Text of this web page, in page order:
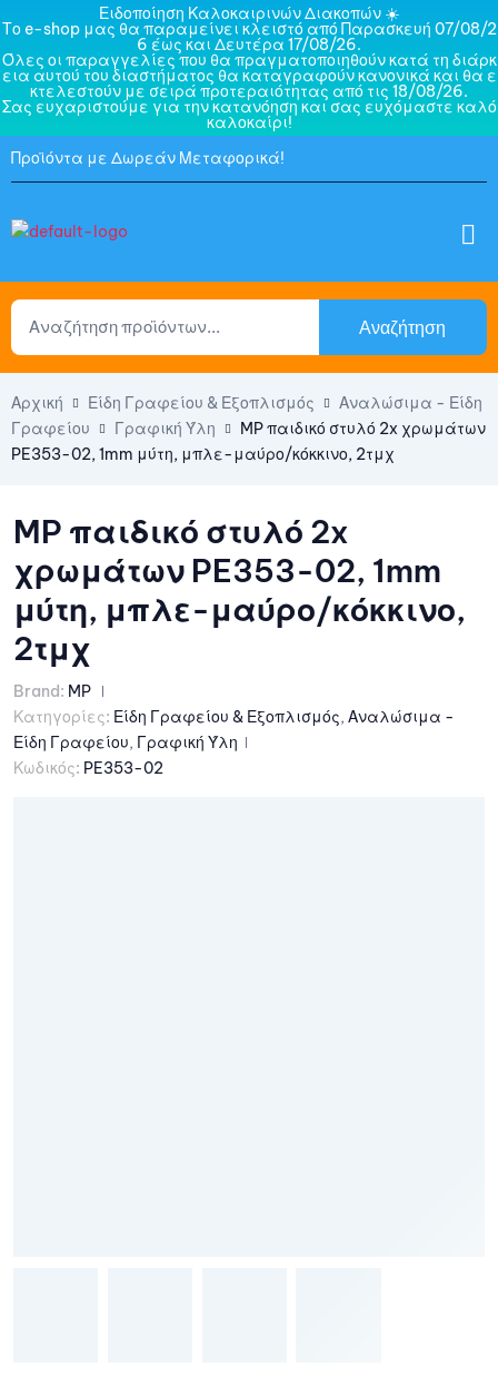
Ειδοποίηση Καλοκαιρινών Διακοπών ☀️
Το e-shop μας θα παραμείνει κλειστό από Παρασκευή 07/08/2
6 έως και Δευτέρα 17/08/26.
Όλες οι παραγγελίες που θα πραγματοποιηθούν κατά τη διάρκ
εια αυτού του διαστήματος θα καταγραφούν κανονικά και θα ε
κτελεστούν με σειρά προτεραιότητας από τις 18/08/26.
Σας ευχαριστούμε για την κατανόηση και σας ευχόμαστε καλό
καλοκαίρι!
Προϊόντα με Δωρεάν Μεταφορικά!
Αναζήτηση
Αρχική Είδη Γραφείου & Εξοπλισμός
Αναλώσιμα - Είδη
Γραφείου
Γραφική Ύλη
MP παιδικό στυλό 2x χρωμάτων
PE353-02, 1mm μύτη, μπλε-μαύρο/κόκκινο, 2τμχ
MP παιδικό στυλό 2x
χρωμάτων PE353-02, 1mm
μύτη, μπλε-μαύρο/κόκκινο,
2τμχ
Brand: MP
Κατηγορίες: Είδη Γραφείου & Εξοπλισμός, Αναλώσιμα -
Είδη Γραφείου, Γραφική Ύλη
Κωδικός: PE353-02